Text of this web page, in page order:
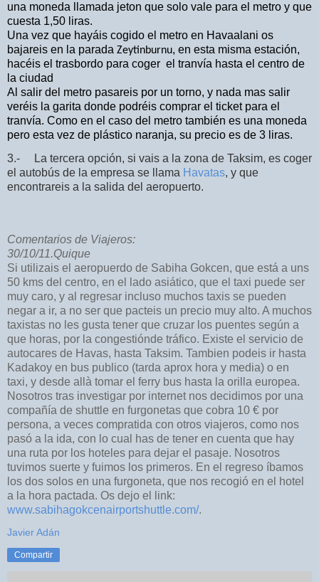
una moneda llamada jeton que solo vale para el metro y que
cuesta 1,50 liras.
Una vez que hayáis cogido el metro en Havaalani os
bajareis en la parada Zeytinburnu, en esta misma estación,
hacéis el trasbordo para coger el tranvía hasta el centro de
la ciudad
Al salir del metro pasareis por un torno, y nada mas salir
veréis la garita donde podréis comprar el ticket para el
tranvía. Como en el caso del metro también es una moneda
pero esta vez de plástico naranja, su precio es de 3 liras.
3.- La tercera opción, si vais a la zona de Taksim, es coger
el autobús de la empresa se llama Havatas, y que
encontrareis a la salida del aeropuerto.
Comentarios de Viajeros:
30/10/11.Quique
Si utilizais el aeropuerdo de Sabiha Gokcen, que está a uns
50 kms del centro, en el lado asiático, que el taxi puede ser
muy caro, y al regresar incluso muchos taxis se pueden
negar a ir, a no ser que pacteis un precio muy alto. A muchos
taxistas no les gusta tener que cruzar los puentes según a
que horas, por la congestiónde tráfico. Existe el servicio de
autocares de Havas, hasta Taksim. Tambien podeis ir hasta
Kadakoy en bus publico (tarda aprox hora y media) o en
taxi, y desde allà tomar el ferry bus hasta la orilla europea.
Nosotros tras investigar por internet nos decidimos por una
compañía de shuttle en furgonetas que cobra 10 € por
persona, a veces compratida con otros viajeros, como nos
pasó a la ida, con lo cual has de tener en cuenta que hay
una ruta por los hoteles para dejar el pasaje. Nosotros
tuvimos suerte y fuimos los primeros. En el regreso íbamos
los dos solos en una furgoneta, que nos recogió en el hotel
a la hora pactada. Os dejo el link:
www.sabihagokcenairportshuttle.com/.
Javier Adán
Compartir